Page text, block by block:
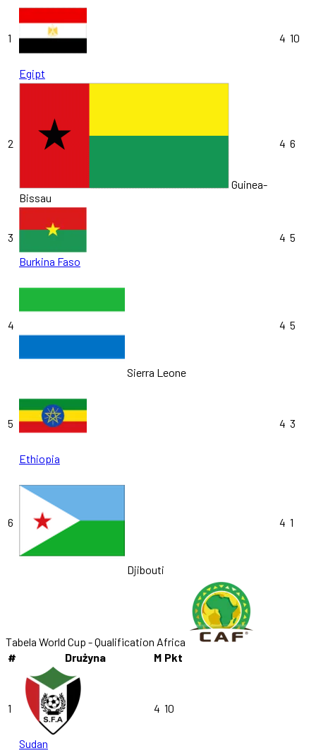
1
Egipt
4 10
2
Guinea-
Bissau
4 6
3
Burkina Faso
4 5
4
Sierra Leone
4 5
5
Ethiopia
4 3
6
Djibouti
4 1
Tabela World Cup - Qualification Africa
#
Drużyna M Pkt
1
Sudan
4 10